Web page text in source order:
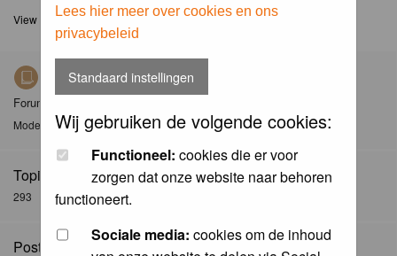
Lees hier meer over cookies en ons
privacybeleid
Standaard instellingen
Wij gebruiken de volgende cookies:
Functioneel: cookies die er voor
zorgen dat onze website naar behoren
functioneert.
Sociale media: cookies om de inhoud
View unanswered posts
Nieuws
Forum met nieuwsberichten over Birdpix
ModeratorModerators
Topics:
293
Posts: